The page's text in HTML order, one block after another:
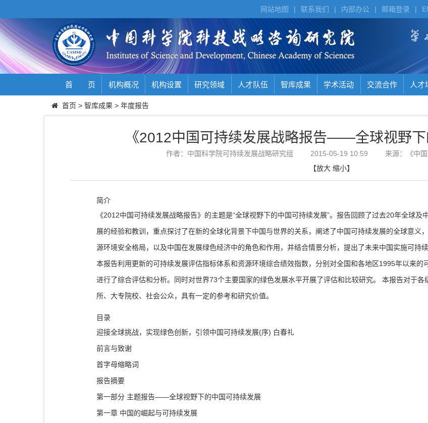
|
邮箱登录
|
内部办公
|
联系我们
|
网站地图
首 页 机构概况 机构设置 研究领域 人才队伍 智库成果 学术活动 交流合作 人才
首页 > 智库成果 > 年度报告
《2012中国可持续发展战略报告——全球视野下
作者：中国科学院可持续发展战略研究组 2015-05-19 10:59
来源：《中
【放大 缩小】
简介
《2012中国可持续发展战略报告》的主题是“全球视野下的中国可持续发展”。报告回顾了过去20年全球
展的经验和教训，重点探讨了在新的全球化背景下中国与世界的关系，阐述了中国可持续发展的全球意义
源环境安全格局，以及中国在发展绿色经济中的角色和作用，并结合情景分析，提出了未来中国实施可持
本报告利用更新的可持续发展评估指标体系和资源环境综合绩效指数，分别对全国和各地区1995年以来的
进行了综合评估和分析。同时对世界73个主要国家的绿色发展水平开展了评估和比较研究。 本报告对于
所、大专院校、社会公众，具有一定的参考和研究价值。
目录
迎接全球挑战，实现绿色创新，引领中国可持续发展(序) 白春礼
前言与致谢
首字母缩略词
报告摘要
第一部分 主题报告——全球视野下的中国可持续发展
第一章 中国的崛起与可持续发展